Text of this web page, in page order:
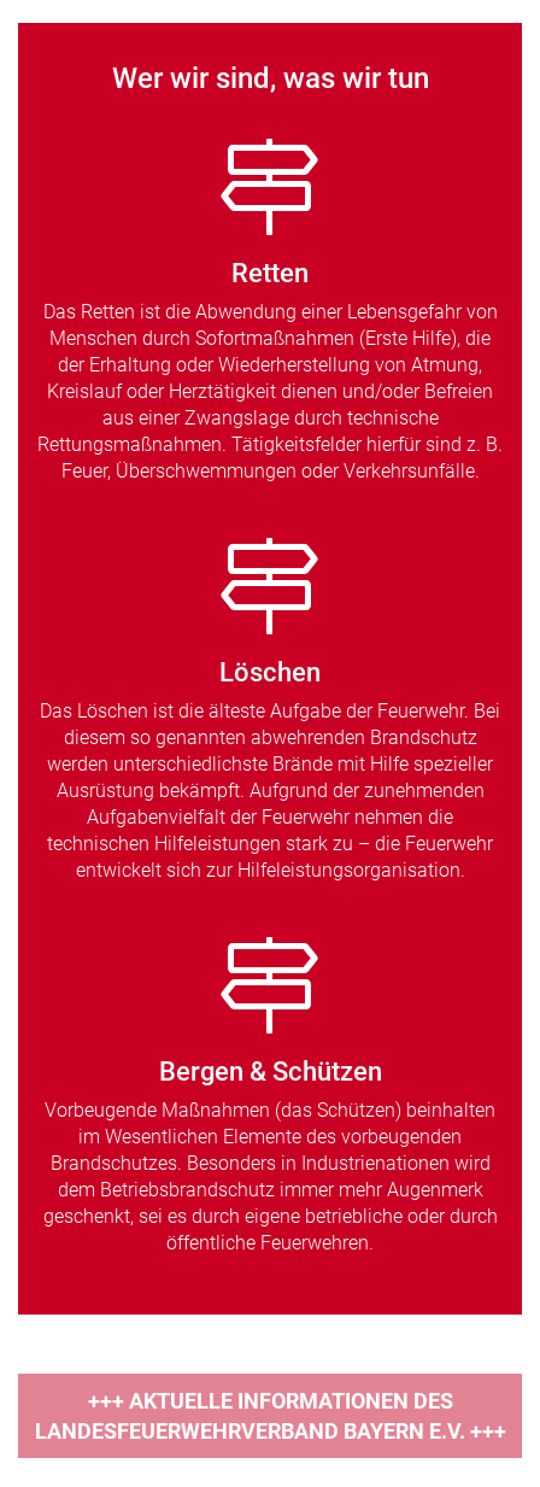
Wer wir sind, was wir tun
Retten
Das Retten ist die Abwendung einer Lebensgefahr von
Menschen durch Sofortmaßnahmen (Erste Hilfe), die
der Erhaltung oder Wiederherstellung von Atmung,
Kreislauf oder Herztätigkeit dienen und/oder Befreien
aus einer Zwangslage durch technische
Rettungsmaßnahmen. Tätigkeitsfelder hierfür sind z. B.
Feuer, Überschwemmungen oder Verkehrsunfälle.
Löschen
Das Löschen ist die älteste Aufgabe der Feuerwehr. Bei
diesem so genannten abwehrenden Brandschutz
werden unterschiedlichste Brände mit Hilfe spezieller
Ausrüstung bekämpft. Aufgrund der zunehmenden
Aufgabenvielfalt der Feuerwehr nehmen die
technischen Hilfeleistungen stark zu – die Feuerwehr
entwickelt sich zur Hilfeleistungsorganisation.
Bergen & Schützen
Vorbeugende Maßnahmen (das Schützen) beinhalten
im Wesentlichen Elemente des vorbeugenden
Brandschutzes. Besonders in Industrienationen wird
dem Betriebsbrandschutz immer mehr Augenmerk
geschenkt, sei es durch eigene betriebliche oder durch
öffentliche Feuerwehren.
+++ AKTUELLE INFORMATIONEN DES
LANDESFEUERWEHRVERBAND BAYERN E.V. +++